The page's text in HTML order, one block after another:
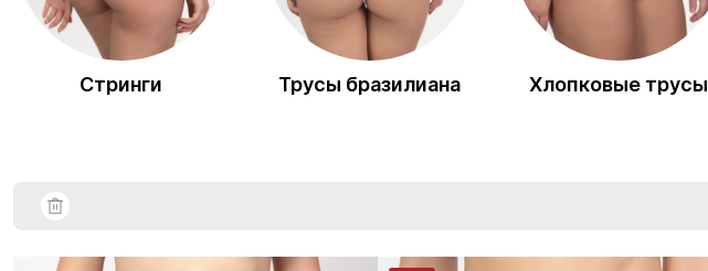
Стринги Трусы бразилиана Хлопковые трусы